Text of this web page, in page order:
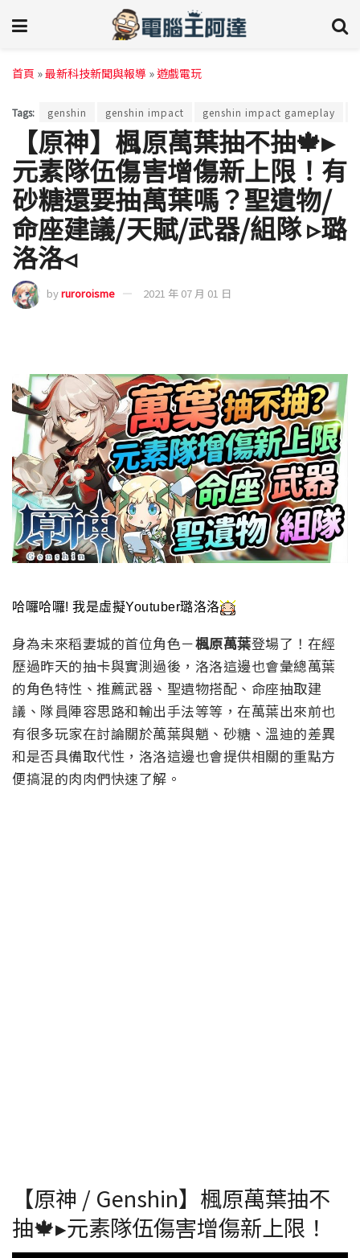
首頁 »最新科技新聞與報導 »遊戲電玩
Tags: genshin genshin impact genshin impact gameplay
【原神】楓原萬葉抽不抽🍁▸
元素隊伍傷害增傷新上限！有
砂糖還要抽萬葉嗎？聖遺物/
命座建議/天賦/武器/組隊 ▹璐
洛洛◃
byruroroisme 2021 年 07 月 01 日
哈囉哈囉! 我是虛擬Youtuber璐洛洛
身為未來稻妻城的首位角色－楓原萬葉登場了！在經
歷過昨天的抽卡與實測過後，洛洛這邊也會彙總萬葉
的角色特性、推薦武器、聖遺物搭配、命座抽取建
議、隊員陣容思路和輸出手法等等，在萬葉出來前也
有很多玩家在討論關於萬葉與魈、砂糖、溫迪的差異
和是否具備取代性，洛洛這邊也會提供相關的重點方
便搞混的肉肉們快速了解。
【原神 / Genshin】楓原萬葉抽不
抽🍁▸元素隊伍傷害增傷新上限！